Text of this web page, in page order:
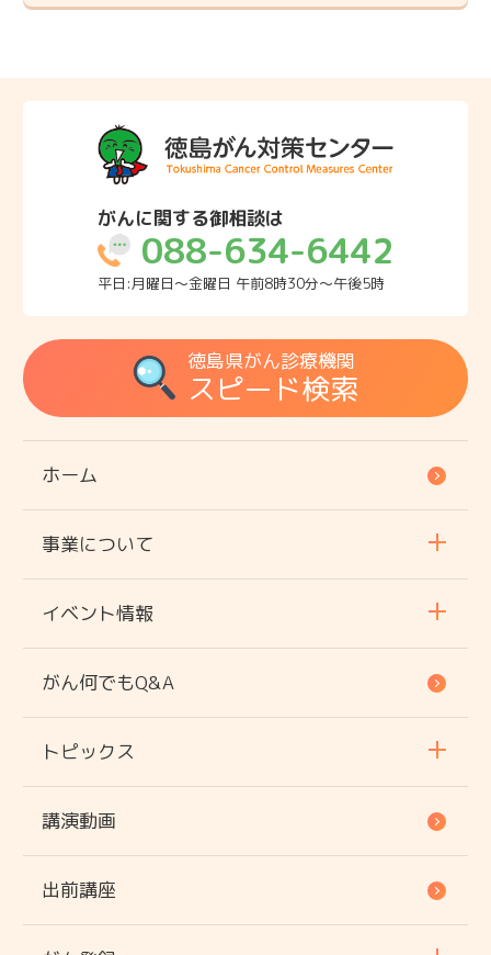
がんに関する御相談は
088-634-6442
平日:月曜日～金曜日 午前8時30分～午後5時
徳島県がん診療機関
スピード検索
ホーム
事業について
イベント情報
がん何でもQ&A
トピックス
講演動画
出前講座